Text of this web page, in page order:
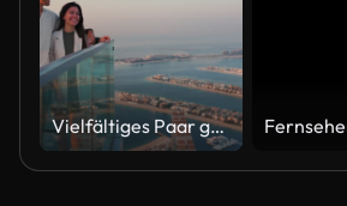
Vielfältiges Paar genießt den Sonnenuntergangsblick vom Hochhaus Sky Deck mit Blick auf Palm Jumeirah